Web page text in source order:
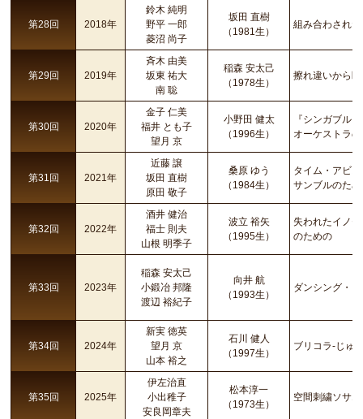
第28回 2018年
鈴木 純明
野平 一郎
菱沼 尚子
坂田 直樹
（1981生）
組み合わされ
第29回 2019年
斉木 由美
坂東 祐大
南 聡
稲森 安太己
（1978生）
擦れ違いから
第30回 2020年
金子 仁美
福井 とも子
望月 京
小野田 健太
（1996生）
『シンガブル
オーケストラ
第31回 2021年
近藤 譲
坂田 直樹
原田 敬子
桑原 ゆう
（1984生）
タイム・アビ
サンブルのた
第32回 2022年
酒井 健治
福士 則夫
山根 明季子
波立 裕矢
（1995生）
失われたイノ
のための
第33回 2023年
稲森 安太己
小鍛冶 邦隆
渡辺 裕紀子
向井 航
（1993生）
ダンシング・
第34回 2024年
新実 徳英
望月 京
山本 裕之
石川 健人
（1997生）
ブリコラ-じゅ
第35回 2025年
伊左治直
小出稚子
安良岡章夫​
松本淳一
（1973生）
空間刺繍ソサ